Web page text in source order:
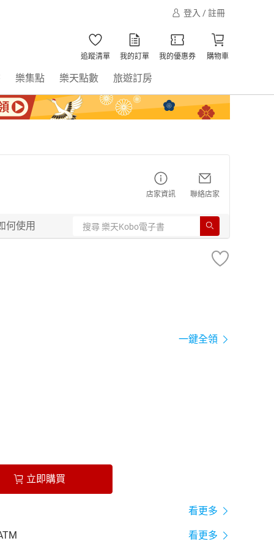
登入 / 註冊
追蹤清單 我的訂單 我的優惠券 購物車
樂集點 樂天點數 旅遊訂房
店家資訊 聯絡店家
何使用
一鍵全領
立即購買
看更多
看更多